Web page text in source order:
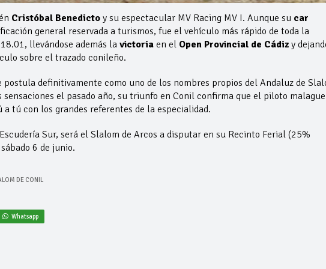
Cristóbal Benedictoy su espectacular MV Racing MV I. Aunque su car
general reservada a turismos, fue el vehículo más rápido de toda la
llevándose además la victoriaen el Open Provincial de Cádizy
sobre el trazado conileño.
postula definitivamente como uno de los nombres propios del Andaluz de
sensaciones el pasado año, su triunfo en Conil confirma que el piloto
tú con los grandes referentes de la especialidad.
Sur, será el Slalom de Arcos a disputar en su Recinto Ferial (25%
6 de junio.
DE CONIL
Whatsapp